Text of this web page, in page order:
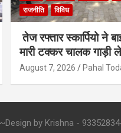
राजनीति
विविध
तेज रफ्तार स्कार्पियो ने
मारी टक्कर चालक गाड़ी
August 7, 2026 Pahal
by Krishna -